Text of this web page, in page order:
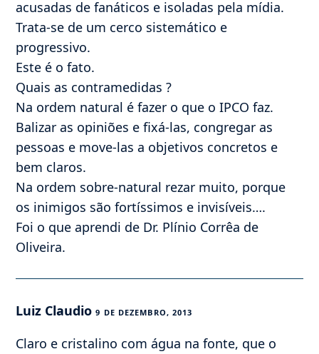
acusadas de fanáticos e isoladas pela mídia.
Trata-se de um cerco sistemático e
progressivo.
Este é o fato.
Quais as contramedidas ?
Na ordem natural é fazer o que o IPCO faz.
Balizar as opiniões e fixá-las, congregar as
pessoas e move-las a objetivos concretos e
bem claros.
Na ordem sobre-natural rezar muito, porque
os inimigos são fortíssimos e invisíveis….
Foi o que aprendi de Dr. Plínio Corrêa de
Oliveira.
Luiz Claudio9 DE DEZEMBRO, 2013
Claro e cristalino com água na fonte, que o